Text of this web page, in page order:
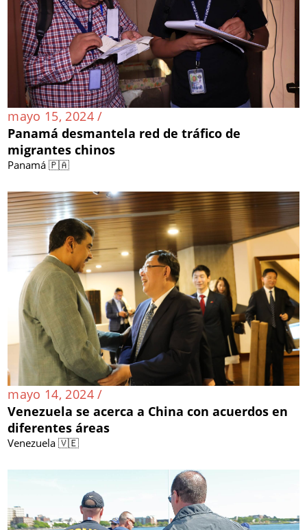
mayo 15, 2024 /
Panamá desmantela red de tráfico de
migrantes chinos
Panamá 🇵🇦
mayo 14, 2024 /
Venezuela se acerca a China con acuerdos en
diferentes áreas
Venezuela 🇻🇪